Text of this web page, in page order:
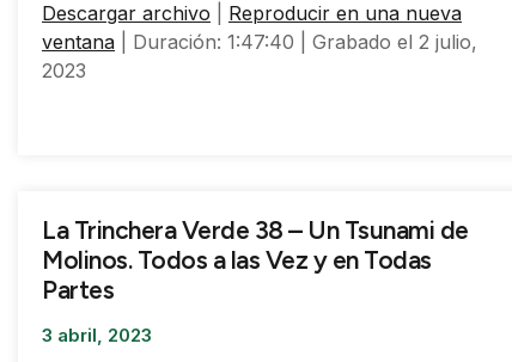
FEED RSS
COMPARTIR
Descargar archivo
Reproducir en una nueva
ventana
Duración: 1:47:40
Grabado el 2 julio,
2023
La Trinchera Verde 38 – Un Tsunami de
Molinos. Todos a las Vez y en Todas
Partes
3 abril, 2023